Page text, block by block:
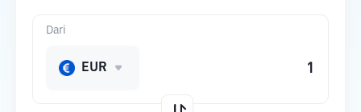
Dari
EUR